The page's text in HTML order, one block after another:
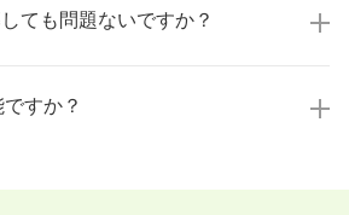
ています。実際の職場環境や働く人
で、より安心してご判断いただけま
ても問題ないですか？
ートいたします。「転職を考え始め
から始めればいいか分からない」とい
すか？
、企業様によってはWEB面接を導入